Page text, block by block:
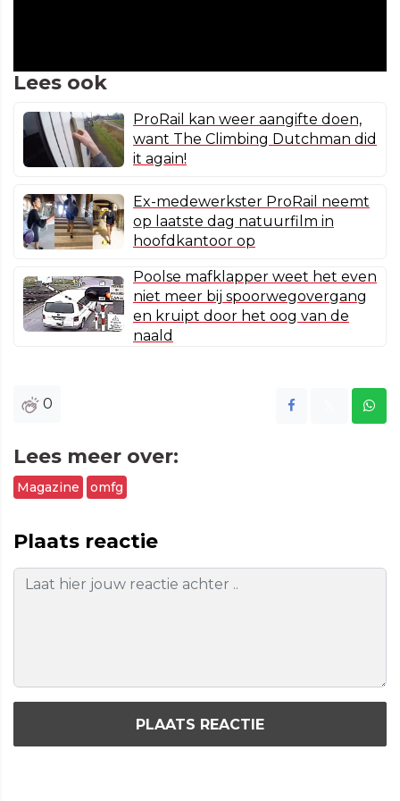
Lees ook
ProRail kan weer aangifte doen,
want The Climbing Dutchman did
it again!
Ex-medewerkster ProRail neemt
op laatste dag natuurfilm in
hoofdkantoor op
Poolse mafklapper weet het even
niet meer bij spoorwegovergang
en kruipt door het oog van de
naald
0
Lees meer over:
Magazine omfg
Plaats reactie
PLAATS REACTIE